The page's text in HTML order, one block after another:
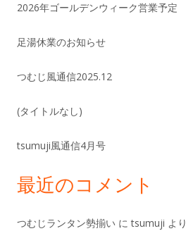
2026年ゴールデンウィーク営業予定
足湯休業のお知らせ
つむじ風通信2025.12
(タイトルなし)
tsumuji風通信4月号
最近のコメント
つむじランタン勢揃い にtsumuji より